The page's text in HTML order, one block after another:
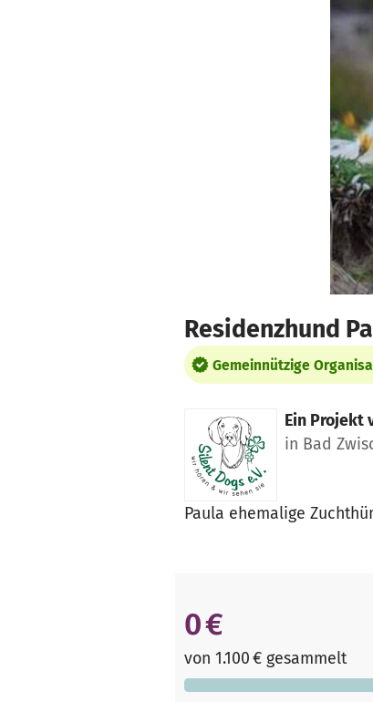
Residenzhund
Gemeinnützige
Ein Projekt
in Bad
Paula ehemalige
0 €
von 1.100 € gesammelt